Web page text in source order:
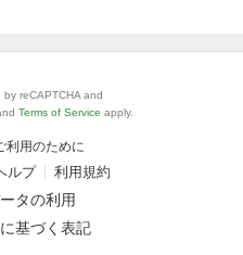
reCAPTCHA and
Terms of Service apply.
利用のために
ルプ 利用規約
タの利用
基づく表記